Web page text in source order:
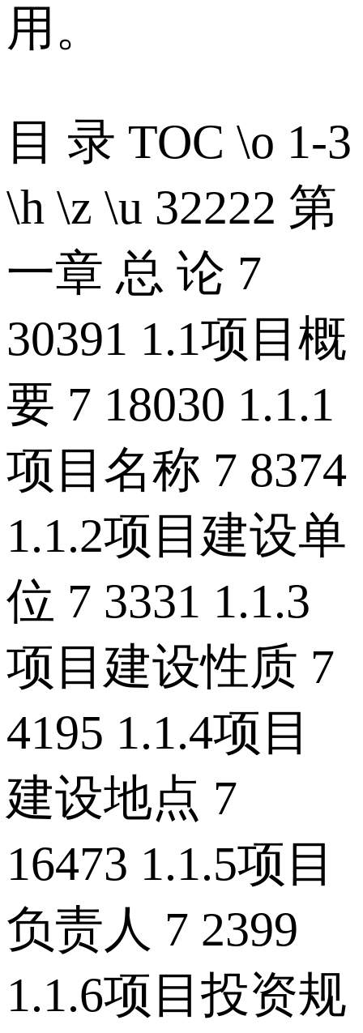
用。
目 录 TOC \o 1-3
\h \z \u 32222 第
一章 总 论 7
30391 1.1项目概
要 7 18030 1.1.1
项目名称 7 8374
1.1.2项目建设单
位 7 3331 1.1.3
项目建设性质 7
4195 1.1.4项目
建设地点 7
16473 1.1.5项目
负责人 7 2399
1.1.6项目投资规